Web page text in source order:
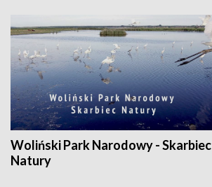
Woliński Park Narodowy - Skarbiec
Natury